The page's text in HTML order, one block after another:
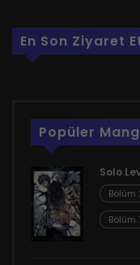
En Son Ziyaret
Popüler
Solo
Bölüm
Bölüm